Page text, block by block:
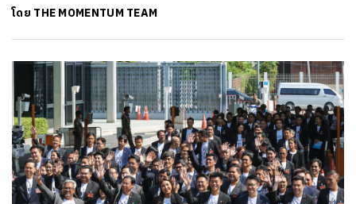
โดย THE MOMENTUM TEAM